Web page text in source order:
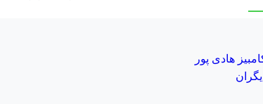
هادی پور